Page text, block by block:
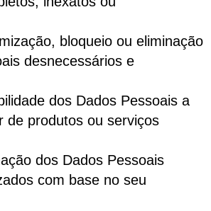
bloqueio ou eliminação
desnecessários e
dos Dados Pessoais a
de produtos ou serviços
dos Dados Pessoais
com base no seu